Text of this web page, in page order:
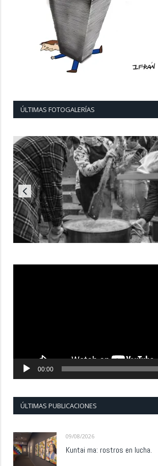
ÚLTIMAS FOTOGALERÍAS
00:00
ÚLTIMAS PUBLICACIONES
09/08/2026
Kuntai ma: rostros en lucha.